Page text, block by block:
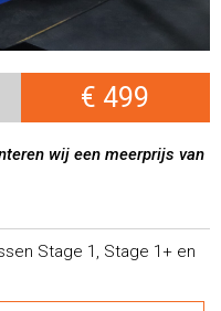
€ 499
wij een meerprijs van
Stage 1, Stage 1+ en